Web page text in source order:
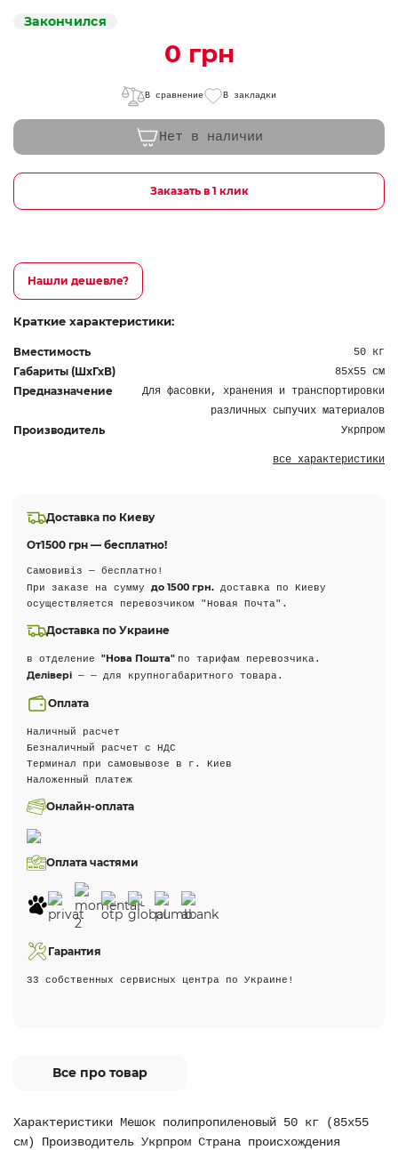
Закончился
0 грн
В сравнение В закладки
Нет в наличии
Заказать в 1 клик
Нашли дешевле?
Краткие характеристики:
Вместимость 50 кг
Габариты (ШхГхВ) 85х55 см
Предназначение
Для фасовки, хранения и транспортировки
различных сыпучих материалов
Производитель Укрпром
все характеристики
Доставка по Киеву
От1500 грн — бесплатно!
Самовивіз — бесплатно!
При заказе на сумму до 1500 грн. доставка по Киеву
осуществляется перевозчиком "Новая Почта".
Доставка по Украине
в отделение "Нова Пошта" по тарифам перевозчика.
Делівері — — для крупногабаритного товара.
Оплата
Наличный расчет
Безналичный расчет с НДС
Терминал при самовывозе в г. Киев
Наложенный платеж
Онлайн-оплата
Оплата частями
Гарантия
33 собственных сервисных центра по Украине!
Все про товар
Характеристики Мешок полипропиленовый 50 кг (85х55
см) Производитель Укрпром Страна происхождения